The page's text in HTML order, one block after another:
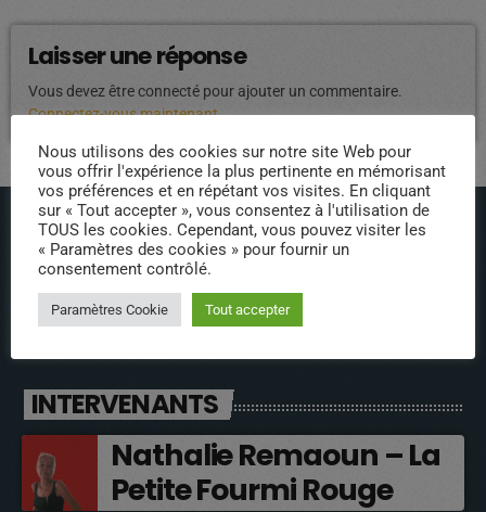
Laisser une réponse
Vous devez être connecté pour ajouter un commentaire.
Connectez-vous maintenant
ÉPISODES DE PODCAST
INTERVENANTS
Nathalie Remaoun – La
Petite Fourmi Rouge
Nous utilisons des cookies sur notre site Web pour
vous offrir l'expérience la plus pertinente en mémorisant
vos préférences et en répétant vos visites. En cliquant
sur « Tout accepter », vous consentez à l'utilisation de
TOUS les cookies. Cependant, vous pouvez visiter les
« Paramètres des cookies » pour fournir un
consentement contrôlé.
Paramètres Cookie Tout accepter